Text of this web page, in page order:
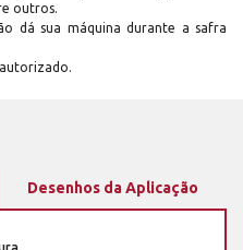
outros.
dá sua máquina durante a safra
Desenhos da Aplicação